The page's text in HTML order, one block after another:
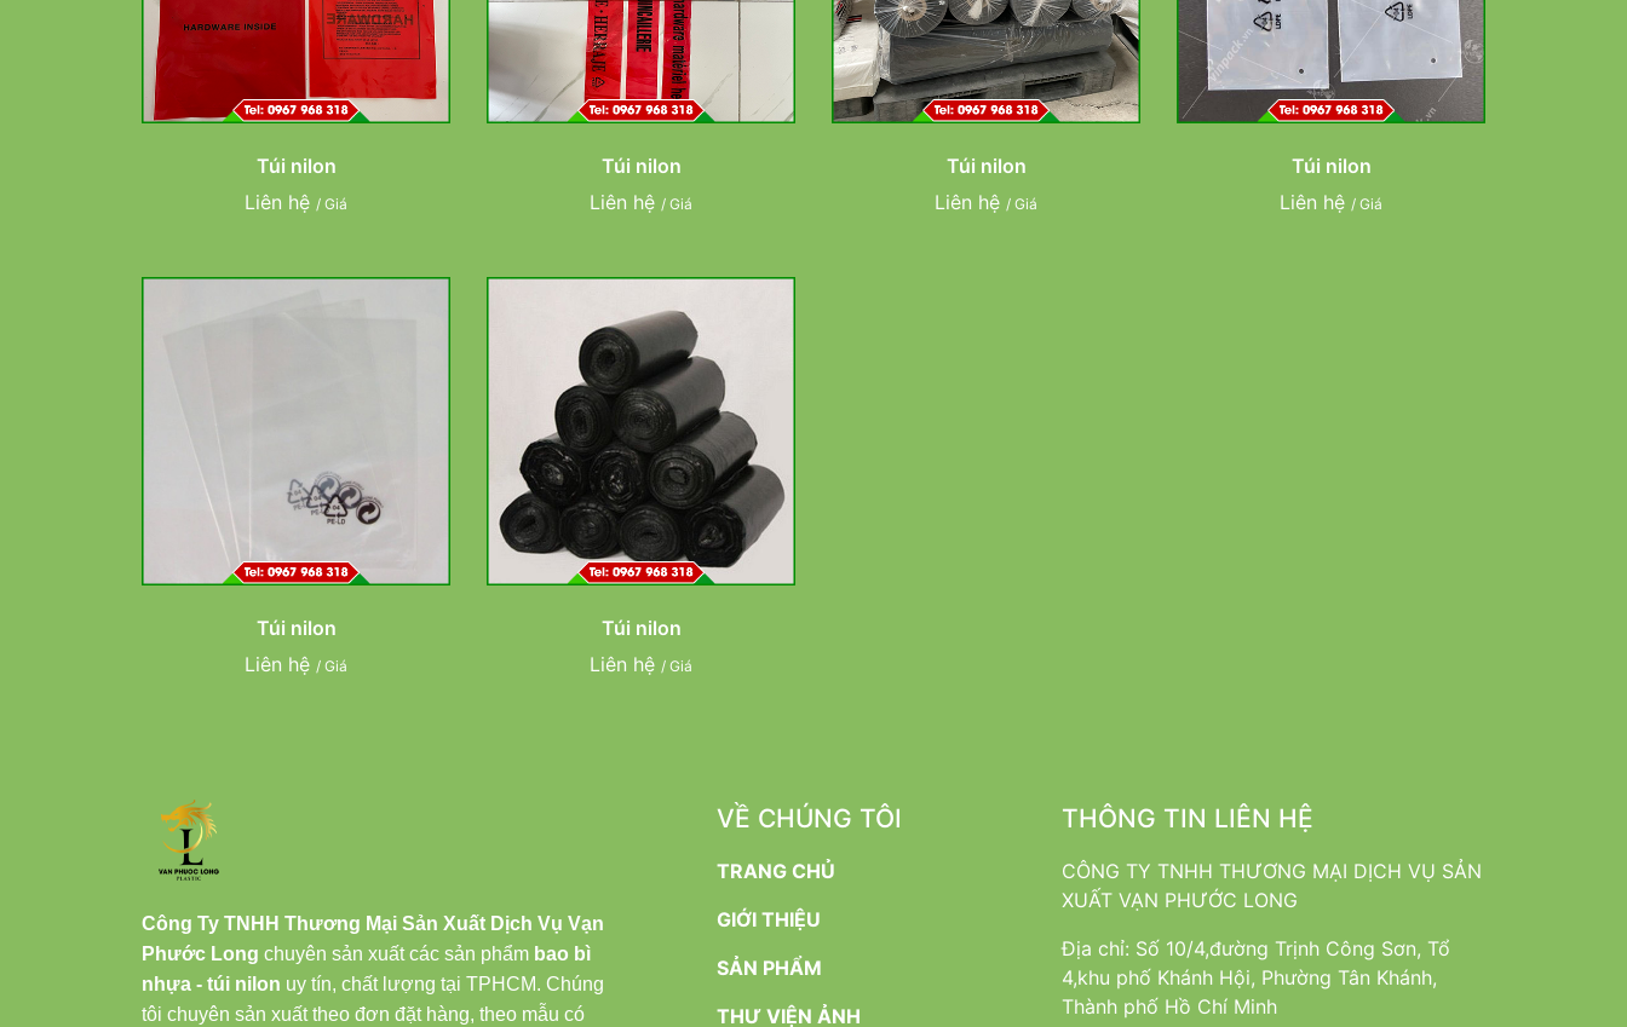
Túi nilon
Liên hệ / Giá
Túi nilon
Liên hệ / Giá
Túi nilon
Liên hệ / Giá
Túi nilon
Liên hệ / Giá
Túi nilon
Liên hệ / Giá
Túi nilon
Liên hệ / Giá
Công Ty TNHH Thương Mại Sản Xuất Dịch Vụ Vạn
Phước Long chuyên sản xuất các sản phẩm bao bì
nhựa - túi nilon uy tín, chất lượng tại TPHCM. Chúng
tôi chuyên sản xuất theo đơn đặt hàng, theo mẫu có
VỀ CHÚNG TÔI
TRANG CHỦ
GIỚI THIỆU
SẢN PHẨM
THƯ VIỆN ẢNH
THÔNG TIN LIÊN HỆ
CÔNG TY TNHH THƯƠNG MẠI DỊCH VỤ SẢN
XUẤT VẠN PHƯỚC LONG
Địa chỉ: Số 10/4,đường Trịnh Công Sơn, Tổ
4,khu phố Khánh Hội, Phường Tân Khánh,
Thành phố Hồ Chí Minh